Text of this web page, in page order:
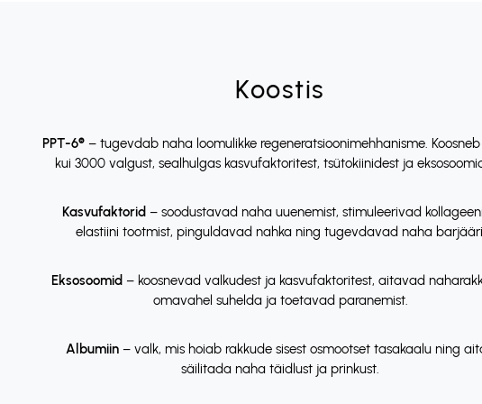
Koostis
PPT-6® – tugevdab naha loomulikke regeneratsioonimehhanisme.
kui 3000 valgust, sealhulgas kasvufaktoritest, tsütokiinidest ja
Kasvufaktorid – soodustavad naha uuenemist, stimuleerivad
elastiini tootmist, pinguldavad nahka ning tugevdavad naha
Eksosoomid – koosnevad valkudest ja kasvufaktoritest, aitavad
omavahel suhelda ja toetavad paranemist.
Albumiin– valk, mis hoiab rakkude sisest osmootset tasakaalu ning
säilitada naha täidlust ja prinkust.